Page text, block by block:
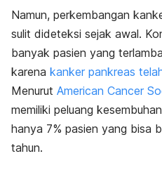
Namun, perkembangan
sulit dideteksi sejak awal.
banyak pasien yang
karena kanker pankreas
Menurut American Cancer
memiliki peluang
hanya 7% pasien yang bisa
tahun.